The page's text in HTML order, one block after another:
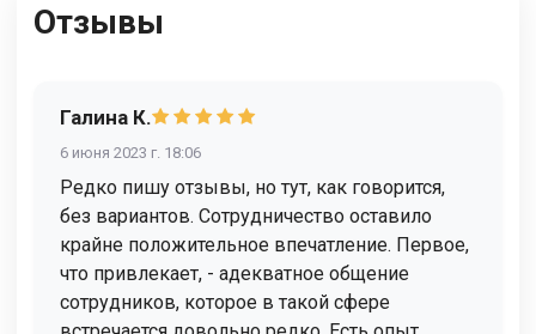
Отзывы
Галина К.
6 июня 2023 г. 18:06
Редко пишу отзывы, но тут, как говорится,
без вариантов. Сотрудничество оставило
крайне положительное впечатление. Первое,
что привлекает, - адекватное общение
сотрудников, которое в такой сфере